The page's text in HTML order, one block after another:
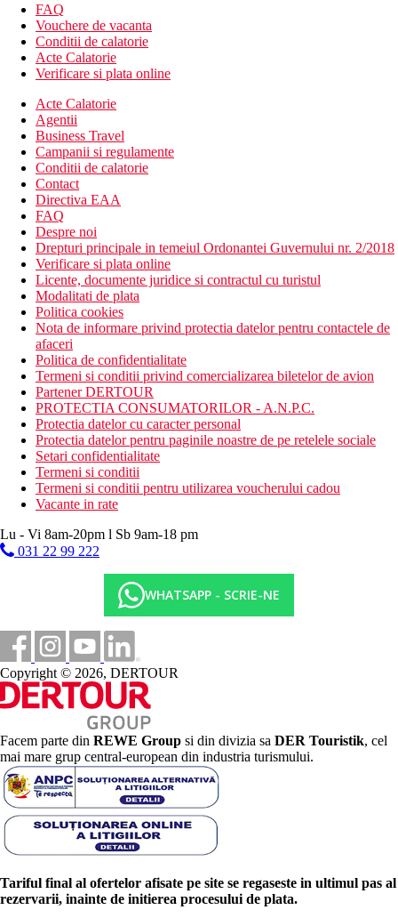
FAQ
Vouchere de vacanta
Conditii de calatorie
Acte Calatorie
Verificare si plata online
Acte Calatorie
Agentii
Business Travel
Campanii si regulamente
Conditii de calatorie
Contact
Directiva EAA
FAQ
Despre noi
Drepturi principale in temeiul Ordonantei Guvernului nr. 2/2018
Verificare si plata online
Licente, documente juridice si contractul cu turistul
Modalitati de plata
Politica cookies
Nota de informare privind protectia datelor pentru contactele de
afaceri
Politica de confidentialitate
Termeni si conditii privind comercializarea biletelor de avion
Partener DERTOUR
PROTECTIA CONSUMATORILOR - A.N.P.C.
Protectia datelor cu caracter personal
Protectia datelor pentru paginile noastre de pe retelele sociale
Setari confidentialitate
Termeni si conditii
Termeni si conditii pentru utilizarea voucherului cadou
Vacante in rate
Lu - Vi 8am-20pm l Sb 9am-18 pm
031 22 99 222
WHATSAPP - SCRIE-NE
Copyright © 2026, DERTOUR
Facem parte din REWE Group si din divizia sa DER Touristik, cel
mai mare grup central-european din industria turismului.
Tariful final al ofertelor afisate pe site se regaseste in ultimul pas al
rezervarii, inainte de initierea procesului de plata.